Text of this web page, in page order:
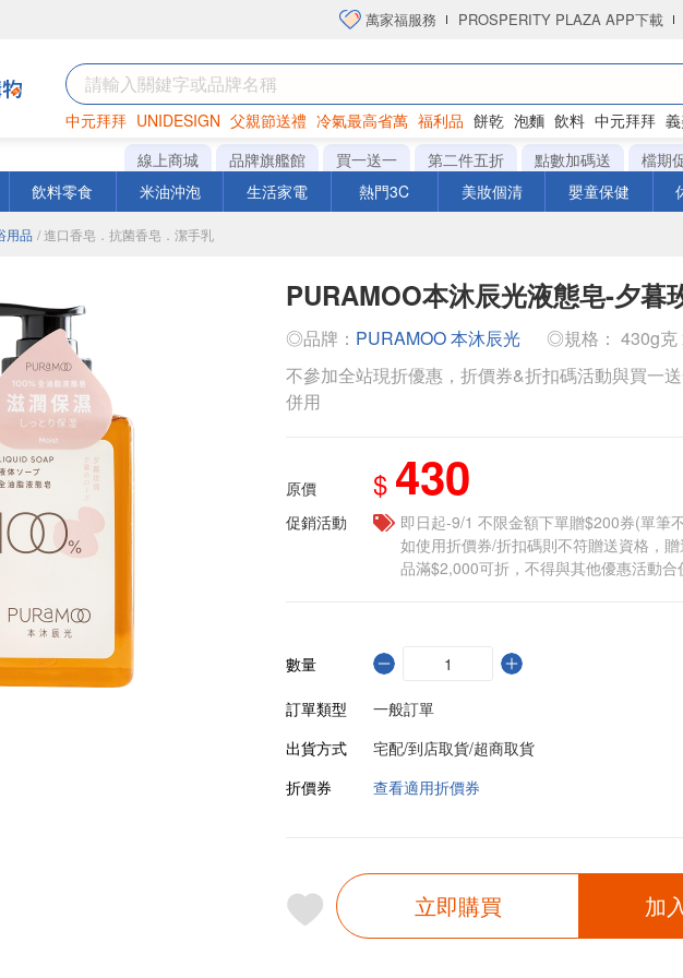
萬家福服務 PROSPERITY PLAZA APP下載
中元拜拜 UNIDESIGN 父親節送禮 冷氣最高省萬 福利品 餅乾 泡麵 飲料 中元拜拜
巧克力 罐頭 衛生紙
線上商城 品牌旗艦館 買一送一 第二件五折 點數加碼送
檔期
飲料零食 米油沖泡 生活家電 熱門3C 美妝個清 嬰童保健
用品 / 進口香皂．抗菌香皂．潔手乳
PURAMOO本沐辰光液態皂-夕暮
◎品牌： PURAMOO 本沐辰光
◎規格： 430g克
不參加全站現折優惠，折價券&折扣碼活動與買一
併用
原價 $ 430
促銷活動
即日起-9/1 不限金額下單贈$200券(單筆
如使用折價券/折扣碼則不符贈送資格，
品滿$2,000可折，不得與其他優惠活動合
數量
訂單類型
一般訂單
出貨方式
宅配/到店取貨/超商取貨
折價券
查看適用折價券
立即購買 加